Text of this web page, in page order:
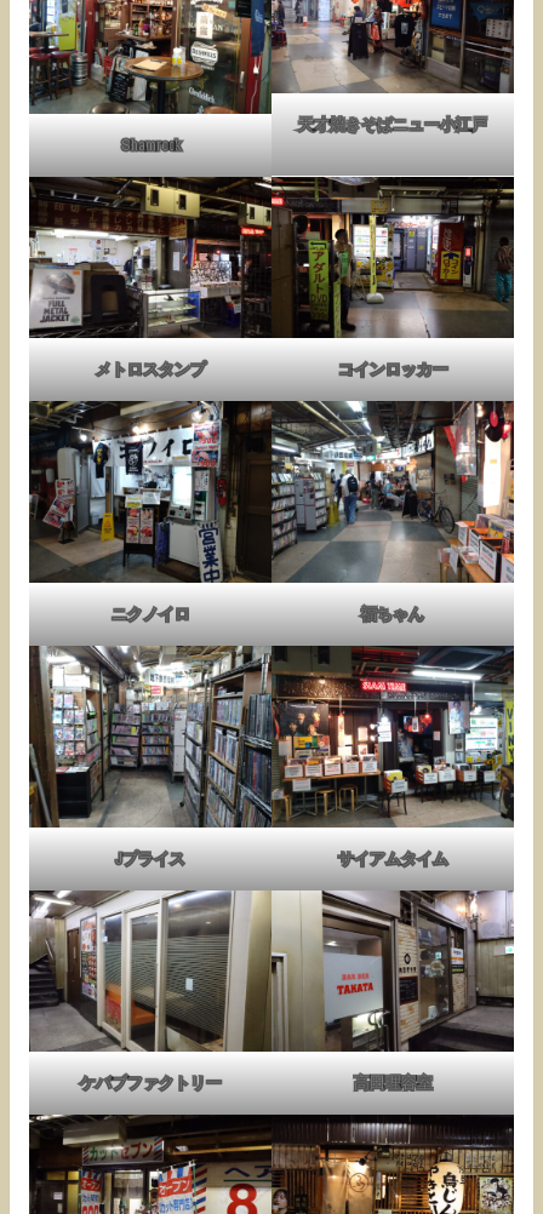
Shamrock
天才焼きそばニュー小江戸
メトロスタンプ コインロッカー
ニクノイロ 福ちゃん
Jプライス サイアムタイム
ケバブファクトリー 高田理容室